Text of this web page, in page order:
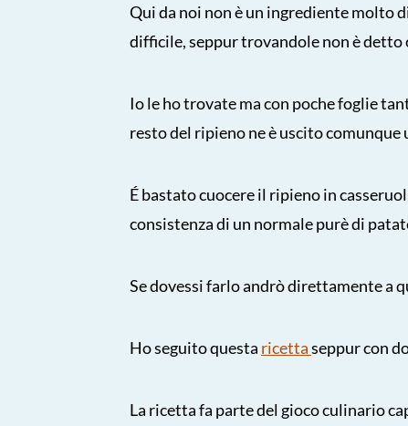
Qui da noi non è un ingrediente molto
difficile, seppur trovandole non è detto
Io le ho trovate ma con poche foglie
resto del ripieno ne è uscito
É bastato cuocere il ripieno in
consistenza di un normale purè di
Se dovessi farlo andrò direttamente a
Ho seguito questa ricettaseppur con
La ricetta fa parte del gioco culinario